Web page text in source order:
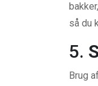
så du
5.
Brug